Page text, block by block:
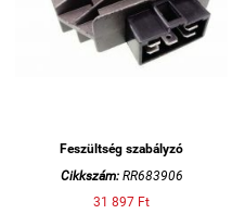
Feszültség szabályzó
Cikkszám:RR683906
31 897 Ft